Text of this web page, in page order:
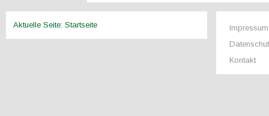
Aktuelle Seite: Startseite
Impressum
Kontakt